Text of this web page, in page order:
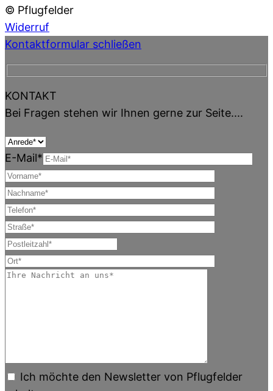
© Pflugfelder
Widerruf
Kontaktformular schließen
KONTAKT
Bei Fragen stehen wir Ihnen gerne zur Seite....
E-Mail*
Ich möchte den Newsletter von Pflugfelder